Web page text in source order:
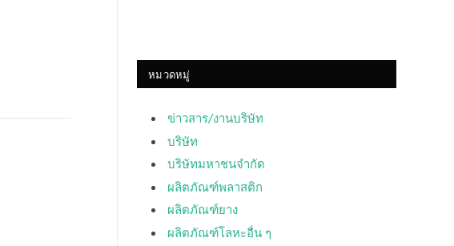
หมวดหมู่
ข่าวสาร/งานบริษัท
บริษัท
บริษัทมหาชนจำกัด
ผลิตภัณฑ์พลาสติก
ผลิตภัณฑ์ยาง
ผลิตภัณฑ์โลหะอื่น ๆ